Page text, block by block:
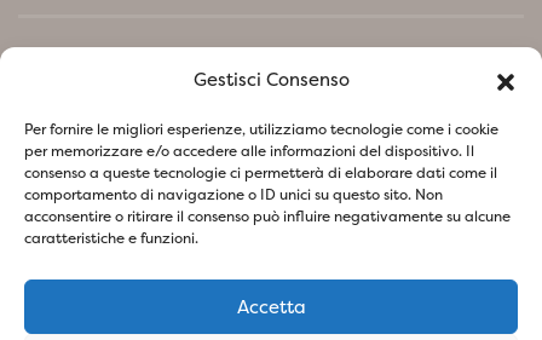
Gestisci Consenso
Per fornire le migliori esperienze, utilizziamo tecnologie come i cookie
per memorizzare e/o accedere alle informazioni del dispositivo. Il
consenso a queste tecnologie ci permetterà di elaborare dati come il
comportamento di navigazione o ID unici su questo sito. Non
acconsentire o ritirare il consenso può influire negativamente su alcune
caratteristiche e funzioni.
Accetta
Home
Volg ons op sociale netwerken